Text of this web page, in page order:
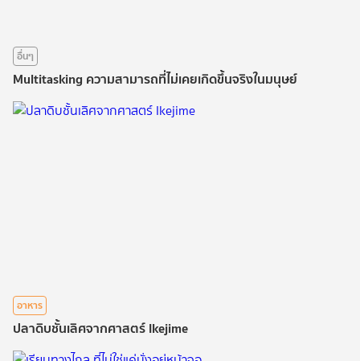
อื่นๆ
Multitasking ความสามารถที่ไม่เคยเกิดขึ้นจริงในมนุษย์
อาหาร
ปลาดิบชั้นเลิศจากศาสตร์ Ikejime